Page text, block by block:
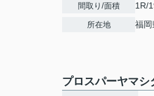
間取り/面積 1R/
所在地 福岡
プロスパーヤマシ